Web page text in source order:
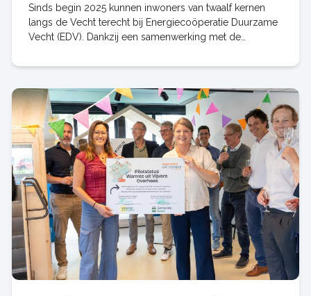
Sinds begin 2025 kunnen inwoners van twaalf kernen
langs de Vecht terecht bij Energiecoöperatie Duurzame
Vecht (EDV). Dankzij een samenwerking met de